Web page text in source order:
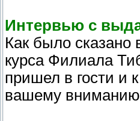
Интервью с
Как было сказано
курса Филиала
пришел в гости и
вашему